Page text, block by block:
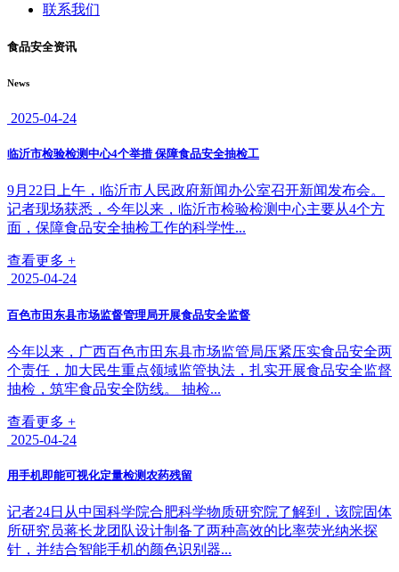
联系我们
食品安全资讯
News
2025-04-24
临沂市检验检测中心4个举措 保障食品安全抽检工
9月22日上午，临沂市人民政府新闻办公室召开新闻发布会。
记者现场获悉，今年以来，临沂市检验检测中心主要从4个方
面，保障食品安全抽检工作的科学性...
查看更多 +
2025-04-24
百色市田东县市场监督管理局开展食品安全监督
今年以来，广西百色市田东县市场监管局压紧压实食品安全两
个责任，加大民生重点领域监管执法，扎实开展食品安全监督
抽检，筑牢食品安全防线。 抽检...
查看更多 +
2025-04-24
用手机即能可视化定量检测农药残留
记者24日从中国科学院合肥科学物质研究院了解到，该院固体
所研究员蒋长龙团队设计制备了两种高效的比率荧光纳米探
针，并结合智能手机的颜色识别器...